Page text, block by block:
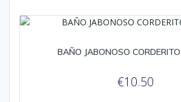
BAÑO JABONOSO
€10.50